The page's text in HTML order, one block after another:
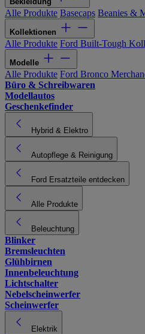
Alle Produkte Basecaps Beanies &
Kollektionen
Alle Produkte Ford Built-Tough
Modelle
Alle Produkte Ford Bronco
Büro & Schreibwaren
Modellautos
Geschenkefinder
Hybrid & Elektro
Autopflege & Reinigung
Ford Ersatzteile entdecken
Alle Produkte
Beleuchtung
Blinker
Bremsleuchten
Glühbirnen
Innenbeleuchtung
Lichtschalter
Nebelscheinwerfer
Scheinwerfer
Elektrik